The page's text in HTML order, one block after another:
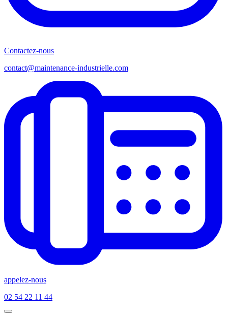
Contactez-nous
contact@maintenance-industrielle.com
appelez-nous
02 54 22 11 44
Open